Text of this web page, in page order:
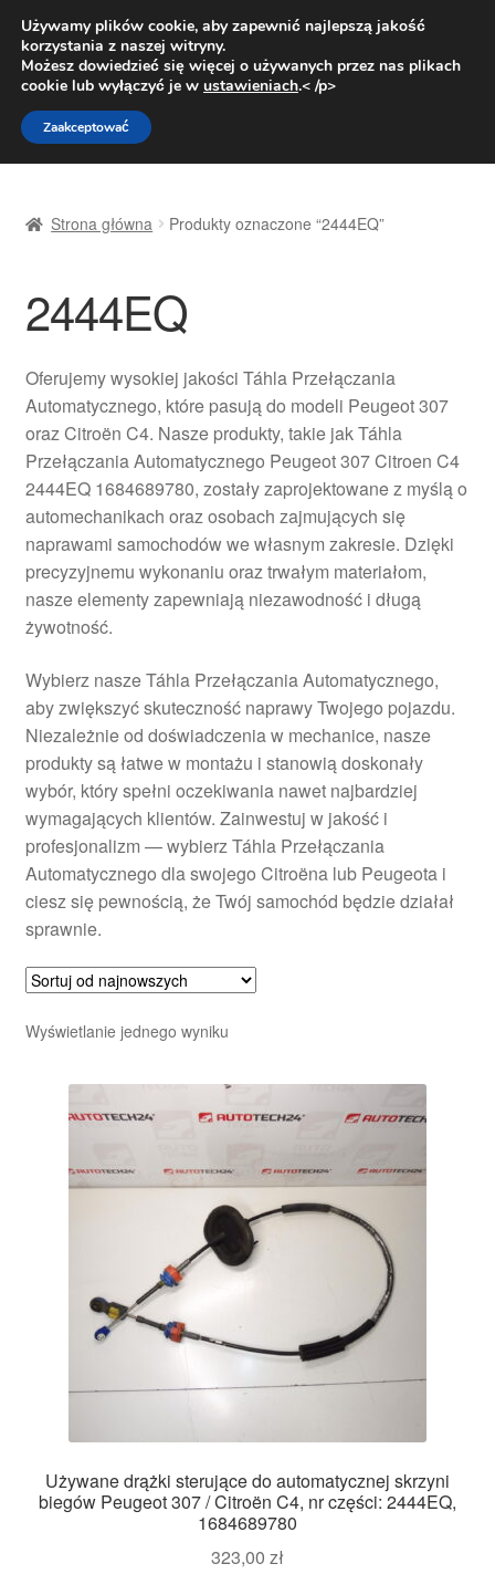
DOSTAWA od 31 zł
Pn.-pt. 9:00-16:00800 003 167
Przejdź
do
nawigacji
Przejdź
do
treści
Dostawa
Dostawa na cały świat
Moje konto
O nas
Polityka prywatności
Skarga
Wózek
Zamówienia
Zasady i warunki
Strona główna Produkty oznaczone “2444EQ”
2444EQ
Oferujemy wysokiej jakości Táhla Przełączania
Automatycznego, które pasują do modeli Peugeot 307
oraz Citroën C4. Nasze produkty, takie jak Táhla
Przełączania Automatycznego Peugeot 307 Citroen C4
2444EQ 1684689780, zostały zaprojektowane z myślą o
automechanikach oraz osobach zajmujących się
naprawami samochodów we własnym zakresie. Dzięki
precyzyjnemu wykonaniu oraz trwałym materiałom,
nasze elementy zapewniają niezawodność i długą
żywotność.
Wybierz nasze Táhla Przełączania Automatycznego,
aby zwiększyć skuteczność naprawy Twojego pojazdu.
Niezależnie od doświadczenia w mechanice, nasze
produkty są łatwe w montażu i stanowią doskonały
wybór, który spełni oczekiwania nawet najbardziej
wymagających klientów. Zainwestuj w jakość i
profesjonalizm — wybierz Táhla Przełączania
Automatycznego dla swojego Citroëna lub Peugeota i
ciesz się pewnością, że Twój samochód będzie działał
sprawnie.
Wyświetlanie jednego wyniku
Używane drążki sterujące do automatycznej skrzyni
biegów Peugeot 307 / Citroën C4, nr części: 2444EQ,
1684689780
323,00 zł
Używamy plików cookie, aby zapewnić najlepszą jakość
korzystania z naszej witryny.
Możesz dowiedzieć się więcej o używanych przez nas plikach
cookie lub wyłączyć je w ustawieniach.< /p>
Zaakceptować